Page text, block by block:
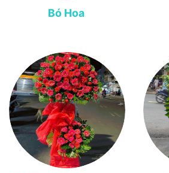
Bó Hoa